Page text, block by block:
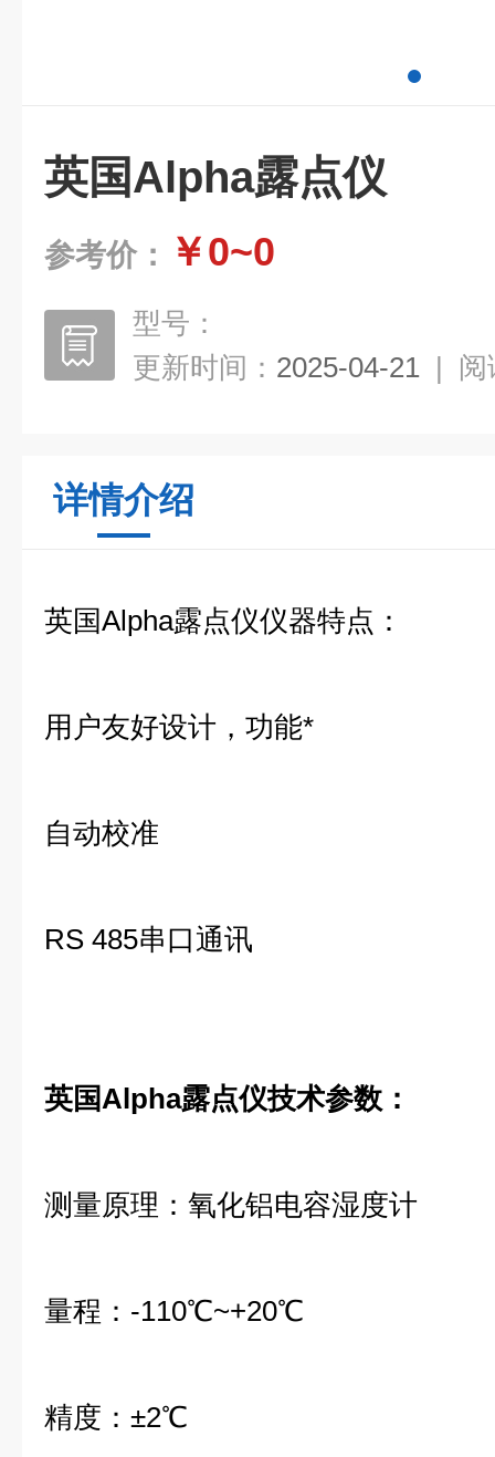
英国Alpha露点仪
参考价： ￥0~0
型号：
更新时间： 2025-04-21 | 阅
详情介绍
英国Alpha露点仪仪器特点：
用户友好设计，功能*
自动校准
RS 485串口通讯
英国Alpha露点仪技术参数：
测量原理：氧化铝电容湿度计
量程：-110℃~+20℃
精度：±2℃